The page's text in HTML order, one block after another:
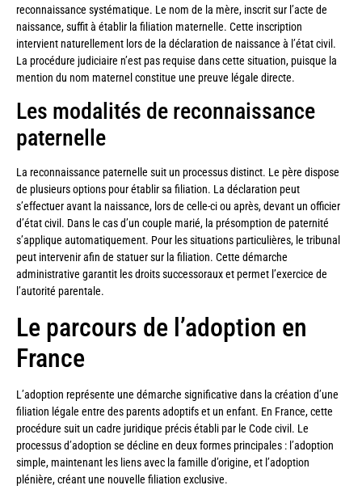
reconnaissance systématique. Le nom de la mère, inscrit sur l’acte de
naissance, suffit à établir la filiation maternelle. Cette inscription
intervient naturellement lors de la déclaration de naissance à l’état civil.
La procédure judiciaire n’est pas requise dans cette situation, puisque la
mention du nom maternel constitue une preuve légale directe.
Les modalités de reconnaissance
paternelle
La reconnaissance paternelle suit un processus distinct. Le père dispose
de plusieurs options pour établir sa filiation. La déclaration peut
s’effectuer avant la naissance, lors de celle-ci ou après, devant un officier
d’état civil. Dans le cas d’un couple marié, la présomption de paternité
s’applique automatiquement. Pour les situations particulières, le tribunal
peut intervenir afin de statuer sur la filiation. Cette démarche
administrative garantit les droits successoraux et permet l’exercice de
l’autorité parentale.
Le parcours de l’adoption en
France
L’adoption représente une démarche significative dans la création d’une
filiation légale entre des parents adoptifs et un enfant. En France, cette
procédure suit un cadre juridique précis établi par le Code civil. Le
processus d’adoption se décline en deux formes principales : l’adoption
simple, maintenant les liens avec la famille d’origine, et l’adoption
plénière, créant une nouvelle filiation exclusive.